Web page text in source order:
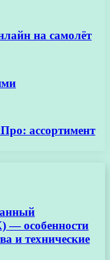
на самолёт
ассортимент
— особенности
и технические